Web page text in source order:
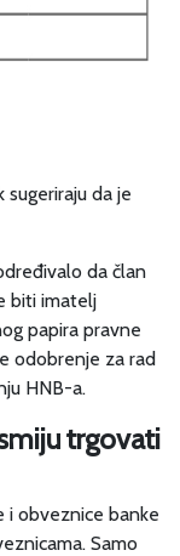
sugeriraju da je
da član
biti imatelj
papira pravne
odobrenje za rad
HNB-a.
trgovati
i obveznice banke
Samo